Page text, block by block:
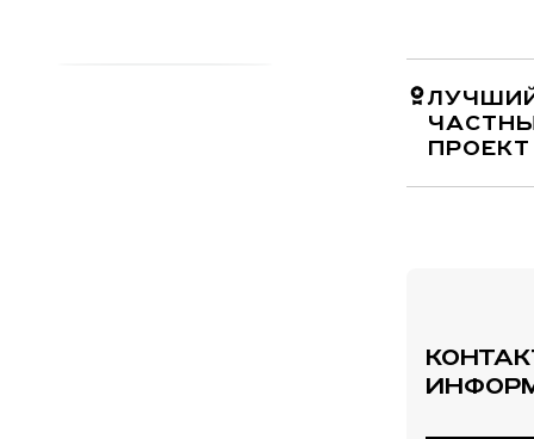
ПРОЕКТ